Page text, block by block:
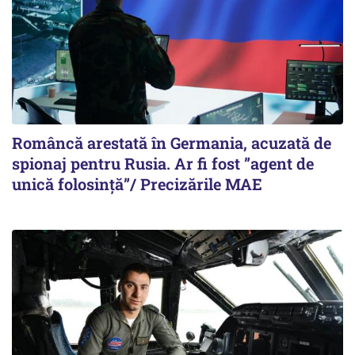
Româncă arestată în Germania, acuzată de
spionaj pentru Rusia. Ar fi fost ”agent de
unică folosință”/ Precizările MAE